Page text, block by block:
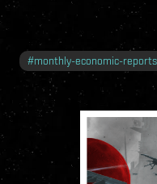
#monthly-economic-reports